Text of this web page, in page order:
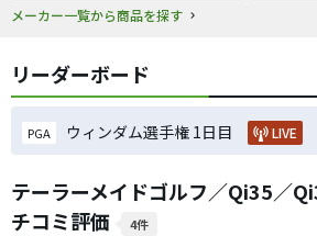
メーカー一覧から商品を探す
リーダーボード
PGA ウィンダム選手権 1日目 LIVE
テーラーメイドゴルフ／Qi35／
チコミ評価
4件